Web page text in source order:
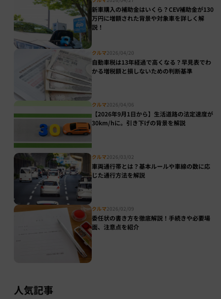
新車購入の補助金はいくら？CEV補助金が130
万円に増額された背景や対象車を詳しく解
説！
クルマ2026/04/20
自動車税は13年経過で高くなる？早見表でわ
かる増税額と損しないための判断基準
クルマ2026/04/06
【2026年9月1日から】生活道路の法定速度が
30km/hに。引き下げの背景を解説
クルマ2026/03/02
車両通行帯とは？基本ルールや車線の数に応
じた通行方法を解説
クルマ2026/02/09
委任状の書き方を徹底解説！手続きや必要場
面、注意点を紹介
人気記事